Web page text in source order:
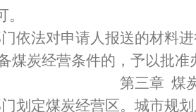
依法对申请人报送的材料
煤炭经营条件的，予以批准
第三章 煤
划定煤炭经营区。城市规划